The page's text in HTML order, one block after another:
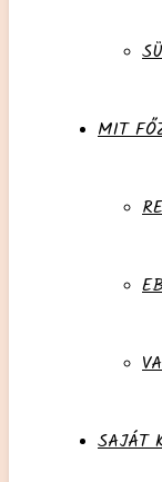
MIT
SAJÁT